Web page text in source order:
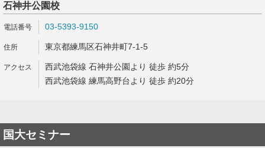
石神井公園校
03-5393-9150
東京都練馬区石神井町7-1-5
西武池袋線 石神井公園より 徒歩 約5分
西武池袋線 練馬高野台より 徒歩 約20分
国大セミナー